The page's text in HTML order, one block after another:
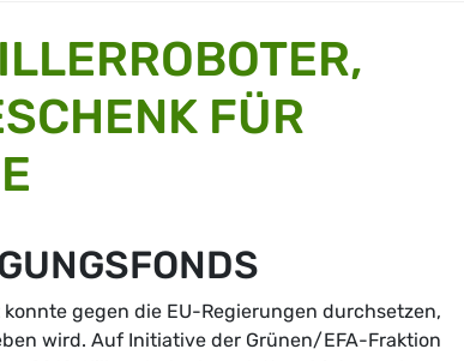
FÜR
gegen die EU-Regierungen durchsetzen,
wird. Auf Initiative der Grünen/EFA-Fraktion